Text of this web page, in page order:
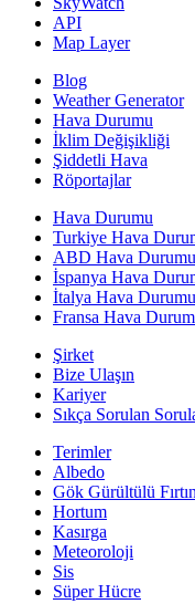
API
Map Layer
Blog
Weather Generator
Hava Durumu
İklim Değişikliği
Şiddetli Hava
Röportajlar
Hava Durumu
Turkiye Hava
ABD Hava Durumu
İspanya Hava
İtalya Hava Durumu
Fransa Hava
Şirket
Bize Ulaşın
Kariyer
Sıkça Sorulan
Terimler
Albedo
Gök Gürültülü
Hortum
Kasırga
Meteoroloji
Sis
Süper Hücre